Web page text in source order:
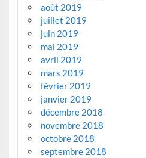
août 2019
juillet 2019
juin 2019
mai 2019
avril 2019
mars 2019
février 2019
janvier 2019
décembre 2018
novembre 2018
octobre 2018
septembre 2018